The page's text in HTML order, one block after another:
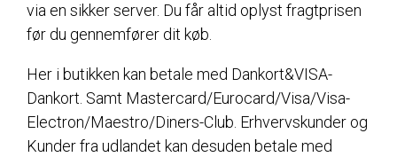
via en sikker server. Du får altid oplyst fragtprisen
før du gennemfører dit køb.
Her i butikken kan betale med Dankort&VISA-
Dankort. Samt Mastercard/Eurocard/Visa/Visa-
Electron/Maestro/Diners-Club. Erhvervskunder og
Kunder fra udlandet kan desuden betale med